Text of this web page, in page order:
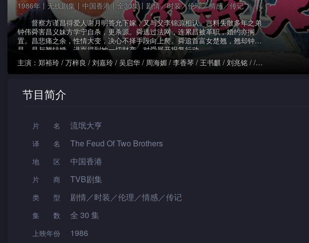
1986年丨无线剧集丨中国香港丨全30集丨剧情／时装／伦理／情感／传记
督察方谨昌得爱人谢月明答允下嫁，又与父李锦源相认。岂料失散多年之弟
钟伟舜害昌义妹方学宁自杀，更杀源。舜逃过法网，连累昌被革职，婚约亦搁
置。昌悲痛之余，性情大变，决心不择手段向上爬。舜追首富女楚翘，翘却钟情
昌。昌与翘结婚，进而得到她一切财产，对舜展开报复行动。
主演： 郑裕玲 / 万梓良 / 刘嘉玲 / 吴启华 / 周海媚 / 李香琴 / 王书麒 / 刘兆铭 / /
节目简介
片名 流氓大亨
译名 The Feud Of Two Brothers
地区 中国香港
片 商 TVB剧集
类型 剧情／时装／伦理／情感／传记
集数 全 30 集
上映年份 1986